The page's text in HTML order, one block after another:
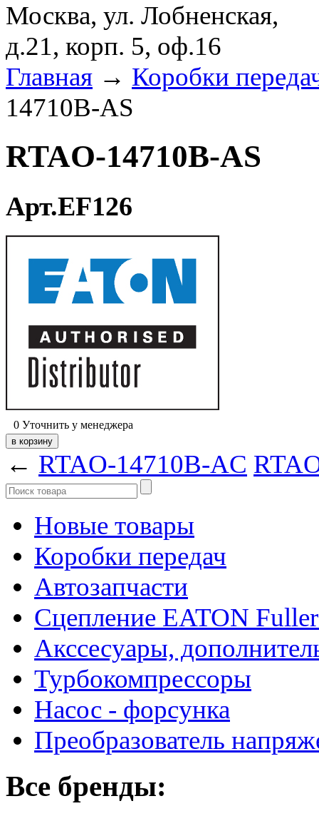
Москва, ул. Лобненская,
д.21, корп. 5, оф.16
Главная → Коробки
14710B-AS
RTAO-14710B-AS
Арт.EF126
0 Уточнить у менеджера
← RTAO-14710B-AC
Новые товары
Коробки передач
Автозапчасти
Сцепление EATON
Акссесуары,
Турбокомпрессоры
Насос - форсунка
Преобразователь
Все бренды: